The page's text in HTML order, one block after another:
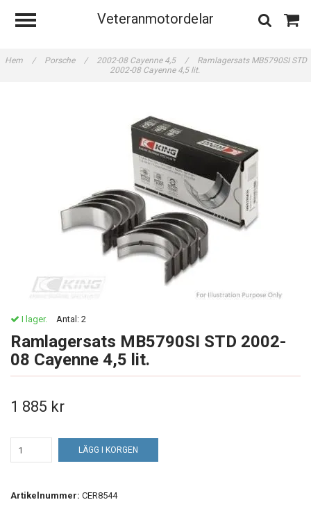
Veteranmotordelar
Hem / Porsche / 2002-08 Cayenne 4,5 /
Ramlagersats MB5790SI STD
2002-08 Cayenne 4,5 lit.
I lager. Antal: 2
Ramlagersats MB5790SI STD 2002-
08 Cayenne 4,5 lit.
1 885 kr
LÄGG I KORGEN
Artikelnummer: CER8544